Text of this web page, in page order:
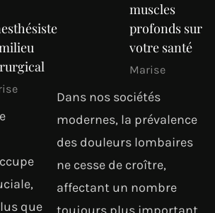
que
muscles
profonds sur
votre santé
Marise
Dans nos sociétés
modernes, la prévalence
des douleurs lombaires
ne cesse de croître,
affectant un nombre
toujours plus important